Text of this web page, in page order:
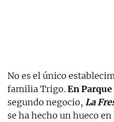
No es el único
familia Trigo.En
segundo negocio, La
se ha hecho un hueco